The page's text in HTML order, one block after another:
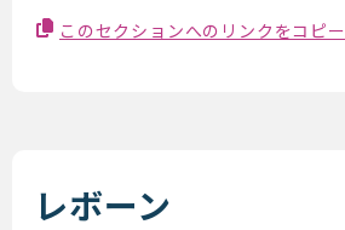
このセクションへのリンクをコピー
レボーン